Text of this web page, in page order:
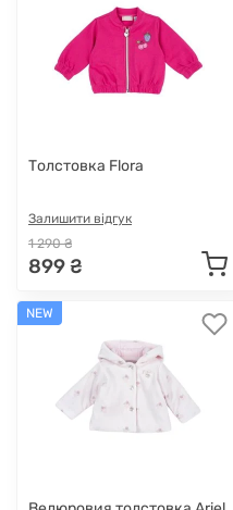
Толстовка Flora
Залишити відгук
1 290 ₴
899 ₴
NEW